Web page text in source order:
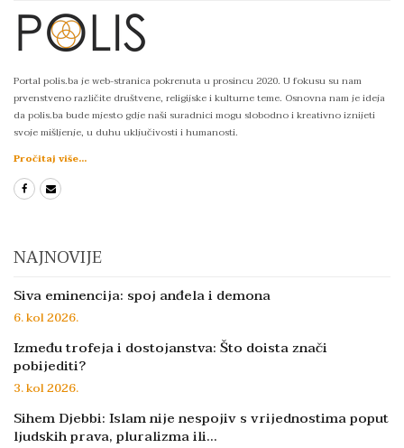
Portal polis.ba je web-stranica pokrenuta u prosincu 2020. U fokusu su nam
prvenstveno različite društvene, religijske i kulturne teme. Osnovna nam je ideja
da polis.ba bude mjesto gdje naši suradnici mogu slobodno i kreativno iznijeti
svoje mišljenje, u duhu uključivosti i humanosti.
Pročitaj više...
NAJNOVIJE
Siva eminencija: spoj anđela i demona
6. kol 2026.
Između trofeja i dostojanstva: Što doista znači
pobijediti?
3. kol 2026.
Sihem Djebbi: Islam nije nespojiv s vrijednostima poput
ljudskih prava, pluralizma ili…